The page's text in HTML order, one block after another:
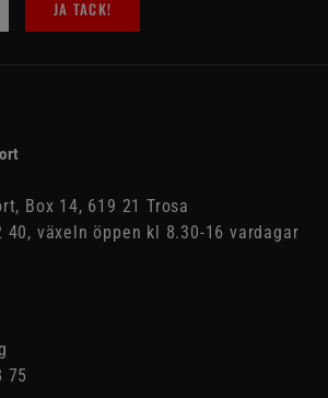
JA TACK!
Box 14, 619 21 Trosa
40, växeln öppen kl 8.30-16 vardagar
75